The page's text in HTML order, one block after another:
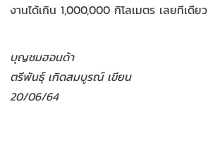
งานได้เกิน 1,000,000 กิโลเมตร เลยทีเดียว
บุญชมฮอนด้า
ตรีพันธุ์ เกิดสมบูรณ์ เขียน
20/06/64